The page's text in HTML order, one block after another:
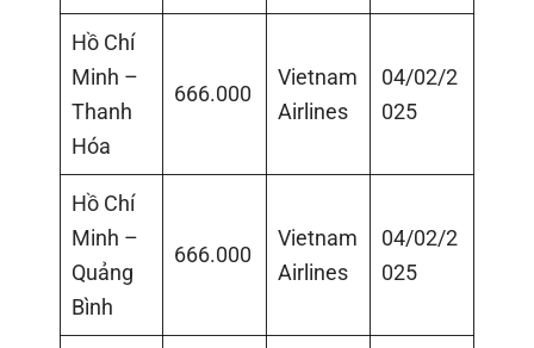
Hồ Chí
Minh –
Thanh
Hóa
666.000
Vietnam
Airlines
04/02/2
025
Hồ Chí
Minh –
Quảng
Bình
666.000
Vietnam
Airlines
04/02/2
025